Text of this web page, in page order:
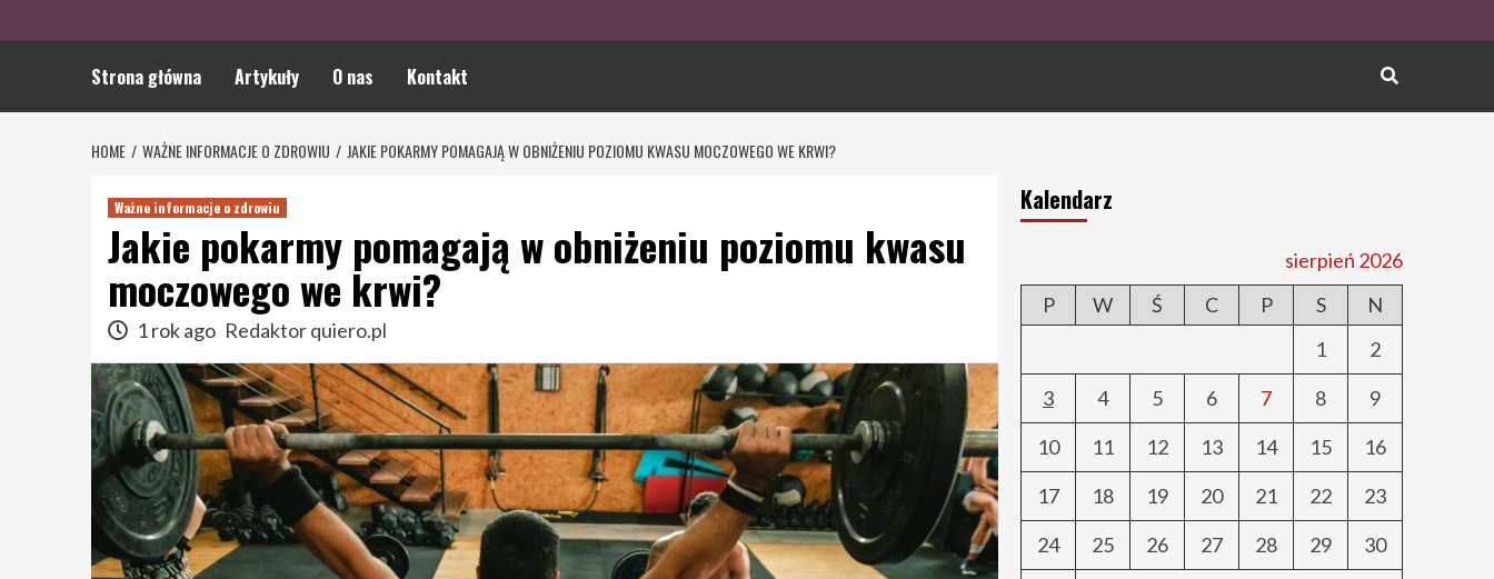
Strona główna Artykuły O nas Kontakt
HOME WAŻNE INFORMACJE O ZDROWIU JAKIE POKARMY POMAGAJĄ W OBNIŻENIU POZIOMU KWASU MOCZOWEGO WE KRWI?
Ważne informacje o zdrowiu
Jakie pokarmy pomagają w obniżeniu poziomu kwasu
moczowego we krwi?
1 rok ago Redaktor quiero.pl
Kalendarz
sierpień 2026
P
W Ś C P S
N
1
2
3
4 5 6 7 8
9
10
11 12 13 14 15
16
17
18 19 20 21 22
23
24
25 26 27 28 29
30